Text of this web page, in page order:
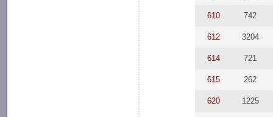
610 742
612 3204
614 721
615 262
620 1225